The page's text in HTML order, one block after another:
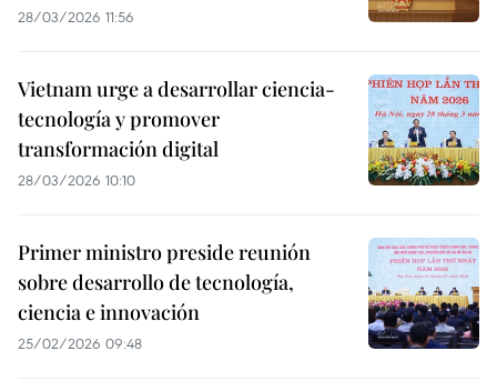
28/03/2026 11:56
Vietnam urge a desarrollar ciencia-
tecnología y promover
transformación digital
28/03/2026 10:10
Primer ministro preside reunión
sobre desarrollo de tecnología,
ciencia e innovación
25/02/2026 09:48